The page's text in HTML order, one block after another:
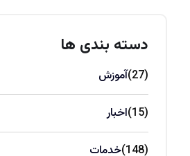
دسته بندی ها
آموزش (27)
اخبار (15)
خدمات (148)